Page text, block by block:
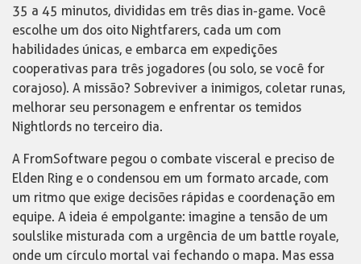
35 a 45 minutos, divididas em três dias in-game. Você
escolhe um dos oito Nightfarers, cada um com
habilidades únicas, e embarca em expedições
cooperativas para três jogadores (ou solo, se você for
corajoso). A missão? Sobreviver a inimigos, coletar runas,
melhorar seu personagem e enfrentar os temidos
Nightlords no terceiro dia.
A FromSoftware pegou o combate visceral e preciso de
Elden Ring e o condensou em um formato arcade, com
um ritmo que exige decisões rápidas e coordenação em
equipe. A ideia é empolgante: imagine a tensão de um
soulslike misturada com a urgência de um battle royale,
onde um círculo mortal vai fechando o mapa. Mas essa